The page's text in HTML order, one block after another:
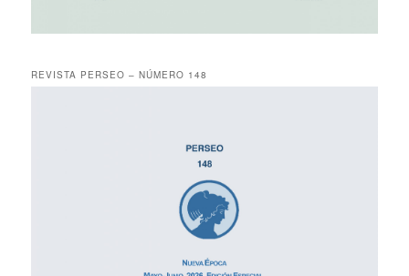
REVISTA PERSEO – NÚMERO 148